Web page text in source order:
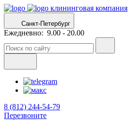
клининговая компания
Санкт-Петербург
Ежедневно: 9.00 - 20.00
8 (812) 244-54-79
Перезвоните